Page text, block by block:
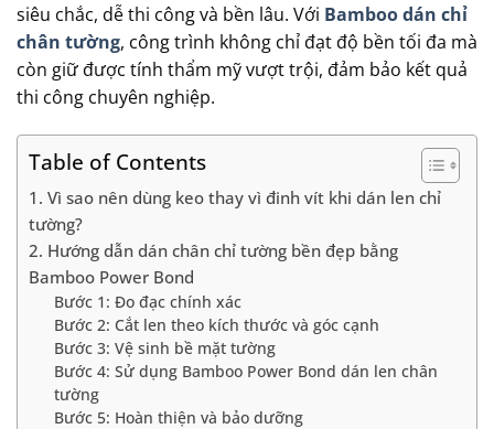
siêu chắc, dễ thi công và bền lâu. Với Bamboo dán chỉ
chân tường, công trình không chỉ đạt độ bền tối đa mà
còn giữ được tính thẩm mỹ vượt trội, đảm bảo kết quả
thi công chuyên nghiệp.
Table of Contents
1. Vì sao nên dùng keo thay vì đinh vít khi dán len chỉ
tường?
2. Hướng dẫn dán chân chỉ tường bền đẹp bằng
Bamboo Power Bond
Bước 1: Đo đạc chính xác
Bước 2: Cắt len theo kích thước và góc cạnh
Bước 3: Vệ sinh bề mặt tường
Bước 4: Sử dụng Bamboo Power Bond dán len chân
tường
Bước 5: Hoàn thiện và bảo dưỡng